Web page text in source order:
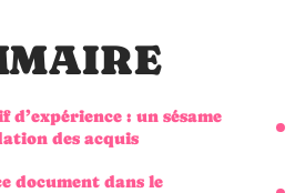
: un sésame
des acquis
document dans le